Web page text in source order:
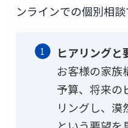
ンラインでの個別相談
ヒアリングと
お客様の家族
予算、将来の
リングし、漠